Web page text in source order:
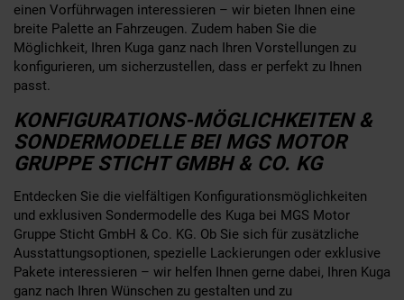
einen Vorführwagen interessieren – wir bieten Ihnen eine
breite Palette an Fahrzeugen. Zudem haben Sie die
Möglichkeit, Ihren Kuga ganz nach Ihren Vorstellungen zu
konfigurieren, um sicherzustellen, dass er perfekt zu Ihnen
passt.
KONFIGURATIONS-MÖGLICHKEITEN &
SONDERMODELLE BEI MGS MOTOR
GRUPPE STICHT GMBH & CO. KG
Entdecken Sie die vielfältigen Konfigurationsmöglichkeiten
und exklusiven Sondermodelle des Kuga bei MGS Motor
Gruppe Sticht GmbH & Co. KG. Ob Sie sich für zusätzliche
Ausstattungsoptionen, spezielle Lackierungen oder exklusive
Pakete interessieren – wir helfen Ihnen gerne dabei, Ihren Kuga
ganz nach Ihren Wünschen zu gestalten und zu